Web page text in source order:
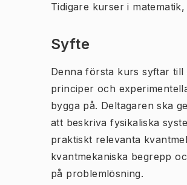
Tidigare kurser i
Syfte
Denna första kurs syftar till
principer och
bygga på. Deltagaren ska
att beskriva fysikaliska
praktiskt relevanta
kvantmekaniska begrepp
på problemlösning.